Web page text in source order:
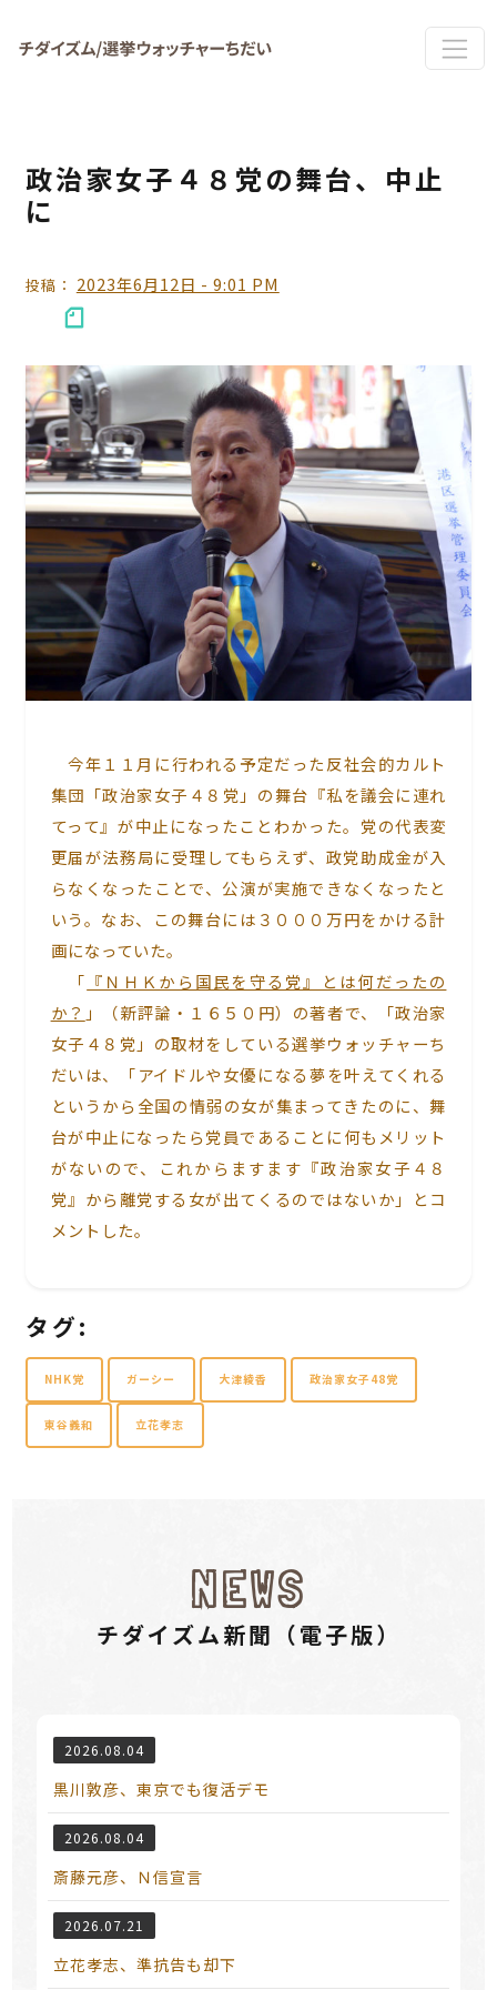
政治家女子４８党の舞台、中止
に
投稿： 2023年6月12日 - 9:01 PM
今年１１月に行われる予定だった反社会的カルト
集団「政治家女子４８党」の舞台『私を議会に連れ
てって』が中止になったことわかった。党の代表変
更届が法務局に受理してもらえず、政党助成金が入
らなくなったことで、公演が実施できなくなったと
いう。なお、この舞台には３０００万円をかける計
画になっていた。
「 『ＮＨＫから国民を守る党』とは何だったの
か？ 」（新評論・１６５０円）の著者で、「政治家
女子４８党」の取材をしている選挙ウォッチャーち
だいは、「アイドルや女優になる夢を叶えてくれる
というから全国の情弱の女が集まってきたのに、舞
台が中止になったら党員であることに何もメリット
がないので、これからますます『政治家女子４８
党』から離党する女が出てくるのではないか」とコ
メントした。
タグ:
NHK党 ガーシー 大津綾香 政治家女子48党
東谷義和 立花孝志
NEWS
チダイズム新聞（電⼦版）
2026.08.04
黒川敦彦、東京でも復活デモ
2026.08.04
斎藤元彦、Ｎ信宣言
2026.07.21
立花孝志、準抗告も却下